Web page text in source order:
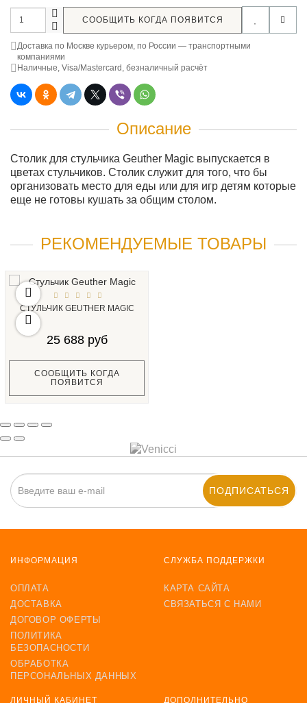
СООБЩИТЬ КОГДА ПОЯВИТСЯ
Доставка по Москве курьером, по России — транспортными
компаниями
Наличные, Visa/Mastercard, безналичный расчёт
Описание
Столик для стульчика Geuther Magic выпускается в
цветах стульчиков. Столик служит для того, что бы
организовать место для еды или для игр детям которые
еще не готовы кушать за общим столом.
РЕКОМЕНДУЕМЫЕ ТОВАРЫ
СТУЛЬЧИК GEUTHER MAGIC
25 688 руб
СООБЩИТЬ КОГДА
ПОЯВИТСЯ
ПОДПИСАТЬСЯ
ИНФОРМАЦИЯ
ОПЛАТА
ДОСТАВКА
ДОГОВОР ОФЕРТЫ
ПОЛИТИКА
БЕЗОПАСНОСТИ
ОБРАБОТКА
ПЕРСОНАЛЬНЫХ ДАННЫХ
СЛУЖБА ПОДДЕРЖКИ
КАРТА САЙТА
СВЯЗАТЬСЯ С НАМИ
ЛИЧНЫЙ КАБИНЕТ ДОПОЛНИТЕЛЬНО